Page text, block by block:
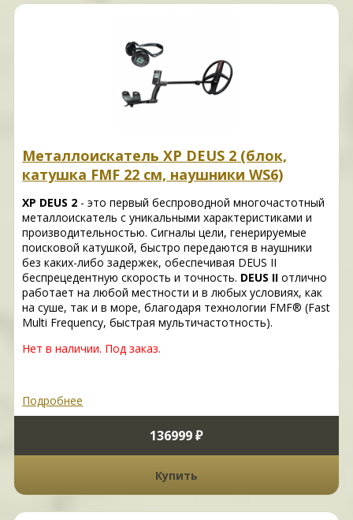
Металлоискатель XP DEUS 2 (блок,
катушка FMF 22 см, наушники WS6)
XP DEUS 2 - это первый беспроводной многочастотный
металлоискатель с уникальными характеристиками и
производительностью. Сигналы цели, генерируемые
поисковой катушкой, быстро передаются в наушники
без каких-либо задержек, обеспечивая DEUS II
беспрецедентную скорость и точность. DEUS II отлично
работает на любой местности и в любых условиях, как
на суше, так и в море, благодаря технологии FMF® (Fast
Multi Frequency, быстрая мультичастотность).
Нет в наличии. Под заказ.
Подробнее
136999 ₽
Купить